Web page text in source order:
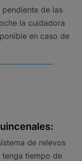
de las
la cuidadora
en caso de
de relevos
tiempo de